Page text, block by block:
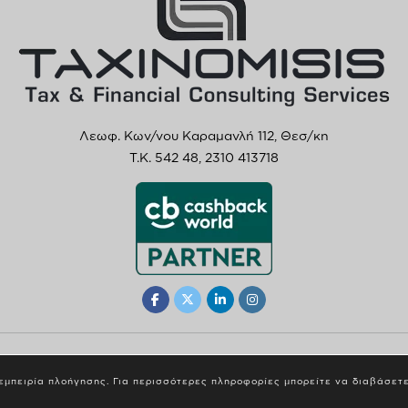
Λεωφ. Κων/νου Καραμανλή 112, Θεσ/κη
T.K. 542 48, 2310 413718
πλοήγησης. Για περισσότερες πληροφορίες μπορείτε να